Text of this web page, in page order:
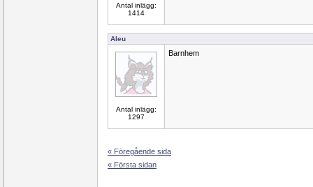
Antal inlägg:
1414
Aleu
Antal inlägg:
1297
Barnhem
« Föregående sida
« Första sidan